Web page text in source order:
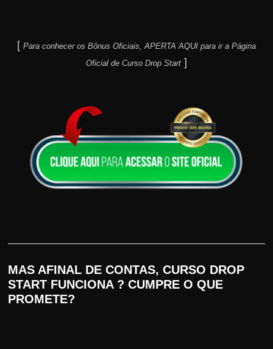
[ Para conhecer os Bônus Oficiais, APERTA AQUI para ir a Página
Oficial de Curso Drop Start]
MAS AFINAL DE CONTAS, CURSO DROP
START FUNCIONA ? CUMPRE O QUE
PROMETE?